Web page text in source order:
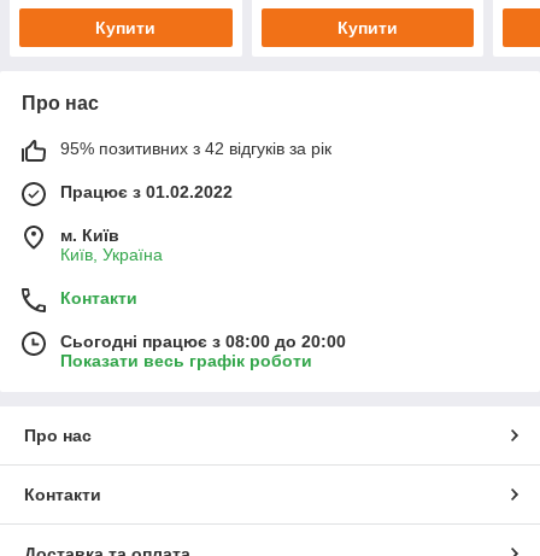
Купити Купити
Про нас
95% позитивних з 42 відгуків за рік
Працює з 01.02.2022
м. Київ
Київ, Україна
Контакти
Сьогодні працює з 08:00 до 20:00
Показати весь графік роботи
Про нас
Контакти